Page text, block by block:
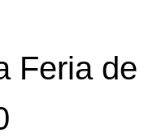
Feria de